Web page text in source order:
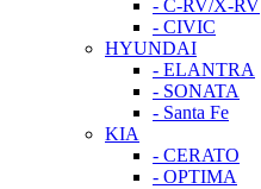
- C-RV/X-RV
- CIVIC
HYUNDAI
- ELANTRA
- SONATA
- Santa Fe
KIA
- CERATO
- OPTIMA